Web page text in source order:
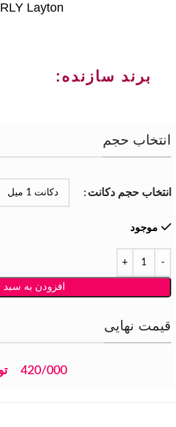
Layton
برند سازنده:
انتخاب حجم
انتخاب حجم دکانت
موجود
افزودن به سبد
قیمت نهایی
420/000